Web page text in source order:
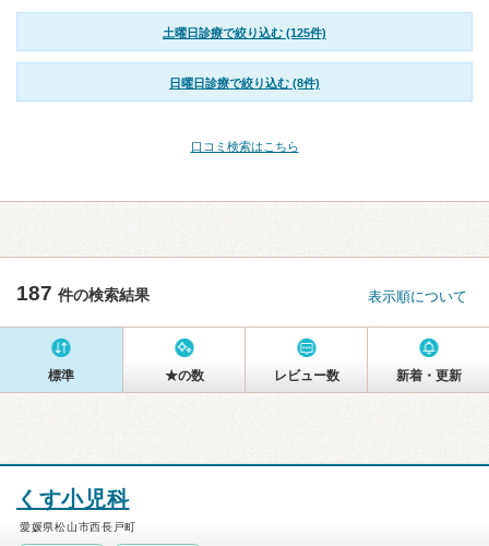
土曜日診療で絞り込む (125件)
日曜日診療で絞り込む (8件)
口コミ検索はこちら
187 件の検索結果 表示順について
標準 ★の数 レビュー数 新着・更新
くす小児科
愛媛県松山市西長戸町